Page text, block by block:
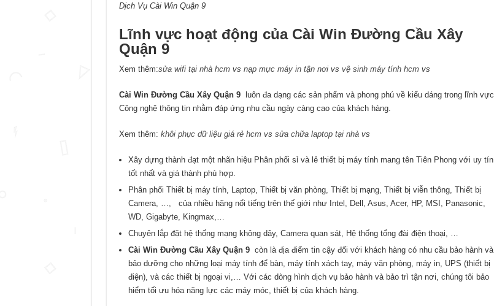
Dịch Vụ Cài Win Quận 9
Lĩnh vực hoạt động của Cài Win Đường Cầu Xây
Quận 9
Xem thêm:sửa wifi tại nhà hcmvs nạp mực máy in tận nơivs vệ sinh máy tính hcmvs
Cài Win Đường Cầu Xây Quận 9 luôn đa dạng các sản phẩm và phong phú về kiểu dáng trong lĩnh vực
Công nghệ thông tin nhằm đáp ứng nhu cầu ngày càng cao của khách hàng.
Xem thêm: khôi phục dữ liệu giá rẻ hcmvs sửa chữa laptop tại nhàvs
Xây dựng thành đạt một nhãn hiệu Phân phối sỉ và lẻ thiết bị máy tính mang tên Tiên Phong với uy tín
tốt nhất và giá thành phù hợp.
Phân phối Thiết bị máy tính, Laptop, Thiết bị văn phòng, Thiết bị mạng, Thiết bị viễn thông, Thiết bị
Camera, …, của nhiều hãng nổi tiếng trên thế giới như Intel, Dell, Asus, Acer, HP, MSI, Panasonic,
WD, Gigabyte, Kingmax,…
Chuyên lắp đặt hệ thống mạng không dây, Camera quan sát, Hệ thống tổng đài điện thoại, …
Cài Win Đường Cầu Xây Quận 9 còn là địa điểm tin cậy đối với khách hàng có nhu cầu bảo hành và
bảo dưỡng cho những loại máy tính để bàn, máy tính xách tay, máy văn phòng, máy in, UPS (thiết bị
điện), và các thiết bị ngoại vi,… Với các dòng hình dịch vụ bảo hành và bảo trì tận nơi, chúng tôi bảo
hiểm tối ưu hóa năng lực các máy móc, thiết bị của khách hàng.